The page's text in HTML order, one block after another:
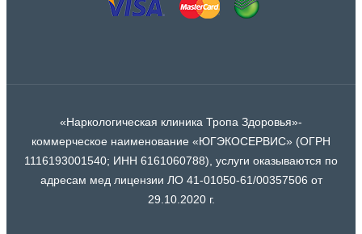
«Наркологическая клиника Тропа Здоровья»-
коммерческое наименование «ЮГЭКОСЕРВИС» (ОГРН
1116193001540; ИНН 6161060788), услуги оказываются по
адресам мед лицензии ЛО 41-01050-61/00357506 от
29.10.2020 г.